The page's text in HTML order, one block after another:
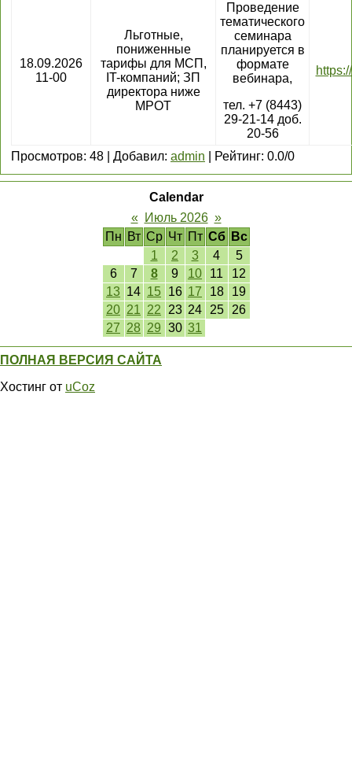
18.09.2026
11-00
Льготные,
пониженные
тарифы для МСП,
IT-компаний; ЗП
директора ниже
МРОТ
Проведение
тематического
семинара
планируется в
формате
вебинара,
тел. +7 (8443)
29-21-14 доб.
20-56
Просмотров: 48 Добавил: admin Рейтинг: 0.0/0
Calendar
«
Июль 2026 »
Пн Вт Ср Чт Пт Сб
Вс
1
2 3 4
5
6
7 8 9 10 11
12
13 14 15 16 17 18
19
20 21 22 23 24 25
26
27 28 29 30 31
ПОЛНАЯ ВЕРСИЯ САЙТА
Хостинг от uCoz